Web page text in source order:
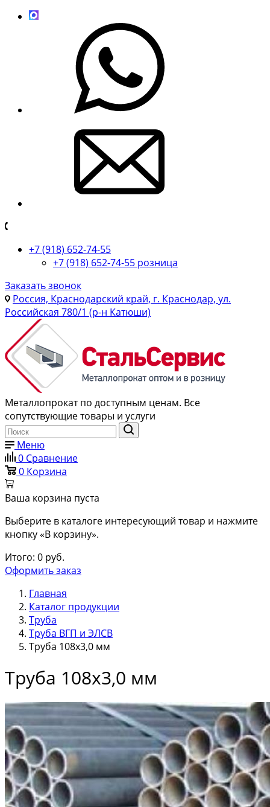
+7 (918) 652-74-55
+7 (918) 652-74-55 розница
Заказать звонок
Россия, Краснодарский край, г. Краснодар, ул.
Российская 780/1 (р-н Катюши)
Металлопрокат по доступным ценам. Все
сопутствующие товары и услуги
Меню
0 Сравнение
0 Корзина
Ваша корзина пуста
Выберите в каталоге интересующий товар и нажмите
кнопку «В корзину».
Итого: 0 руб.
Оформить заказ
Главная
Каталог продукции
Труба
Труба ВГП и ЭЛСВ
Труба 108х3,0 мм
Труба 108х3,0 мм